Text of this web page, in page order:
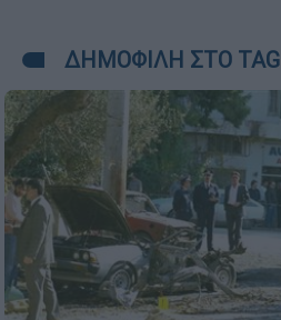
ΔΗΜΟΦΙΛΗ ΣΤΟ TAG